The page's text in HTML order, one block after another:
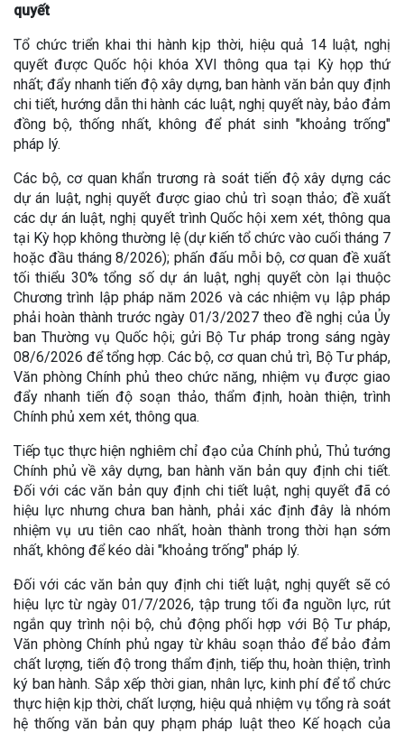
quyết
Tổ chức triển khai thi hành kịp thời, hiệu quả 14 luật, nghị
quyết được Quốc hội khóa XVI thông qua tại Kỳ họp thứ
nhất; đẩy nhanh tiến độ xây dựng, ban hành văn bản quy định
chi tiết, hướng dẫn thi hành các luật, nghị quyết này, bảo đảm
đồng bộ, thống nhất, không để phát sinh "khoảng trống"
pháp lý.
Các bộ, cơ quan khẩn trương rà soát tiến độ xây dựng các
dự án luật, nghị quyết được giao chủ trì soạn thảo; đề xuất
các dự án luật, nghị quyết trình Quốc hội xem xét, thông qua
tại Kỳ họp không thường lệ (dự kiến tổ chức vào cuối tháng 7
hoặc đầu tháng 8/2026); phấn đấu mỗi bộ, cơ quan đề xuất
tối thiểu 30% tổng số dự án luật, nghị quyết còn lại thuộc
Chương trình lập pháp năm 2026 và các nhiệm vụ lập pháp
phải hoàn thành trước ngày 01/3/2027 theo đề nghị của Ủy
ban Thường vụ Quốc hội; gửi Bộ Tư pháp trong sáng ngày
08/6/2026 để tổng hợp. Các bộ, cơ quan chủ trì, Bộ Tư pháp,
Văn phòng Chính phủ theo chức năng, nhiệm vụ được giao
đẩy nhanh tiến độ soạn thảo, thẩm định, hoàn thiện, trình
Chính phủ xem xét, thông qua.
Tiếp tục thực hiện nghiêm chỉ đạo của Chính phủ, Thủ tướng
Chính phủ về xây dựng, ban hành văn bản quy định chi tiết.
Đối với các văn bản quy định chi tiết luật, nghị quyết đã có
hiệu lực nhưng chưa ban hành, phải xác định đây là nhóm
nhiệm vụ ưu tiên cao nhất, hoàn thành trong thời hạn sớm
nhất, không để kéo dài "khoảng trống" pháp lý.
Đối với các văn bản quy định chi tiết luật, nghị quyết sẽ có
hiệu lực từ ngày 01/7/2026, tập trung tối đa nguồn lực, rút
ngắn quy trình nội bộ, chủ động phối hợp với Bộ Tư pháp,
Văn phòng Chính phủ ngay từ khâu soạn thảo để bảo đảm
chất lượng, tiến độ trong thẩm định, tiếp thu, hoàn thiện, trình
ký ban hành. Sắp xếp thời gian, nhân lực, kinh phí để tổ chức
thực hiện kịp thời, chất lượng, hiệu quả nhiệm vụ tổng rà soát
hệ thống văn bản quy phạm pháp luật theo Kế hoạch của